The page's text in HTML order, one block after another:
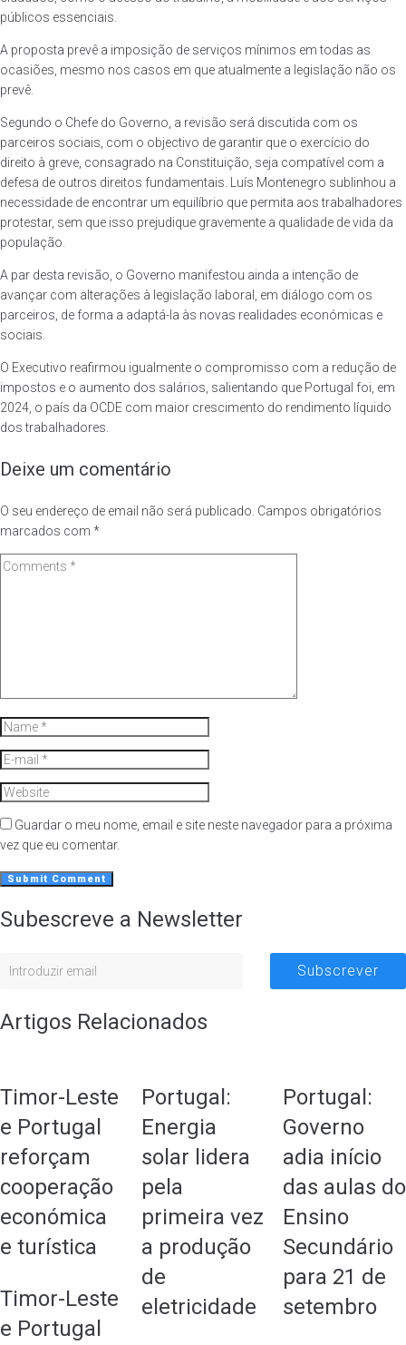
públicos essenciais.
A proposta prevê a imposição de serviços mínimos em todas as
ocasiões, mesmo nos casos em que atualmente a legislação não os
prevê.
Segundo o Chefe do Governo, a revisão será discutida com os
parceiros sociais, com o objectivo de garantir que o exercício do
direito à greve, consagrado na Constituição, seja compatível com a
defesa de outros direitos fundamentais. Luís Montenegro sublinhou a
necessidade de encontrar um equilíbrio que permita aos trabalhadores
protestar, sem que isso prejudique gravemente a qualidade de vida da
população.
A par desta revisão, o Governo manifestou ainda a intenção de
avançar com alterações à legislação laboral, em diálogo com os
parceiros, de forma a adaptá-la às novas realidades económicas e
sociais.
O Executivo reafirmou igualmente o compromisso com a redução de
impostos e o aumento dos salários, salientando que Portugal foi, em
2024, o país da OCDE com maior crescimento do rendimento líquido
dos trabalhadores.
Deixe um comentário
O seu endereço de email não será publicado. Campos obrigatórios
marcados com *
Guardar o meu nome, email e site neste navegador para a próxima
vez que eu comentar.
Subescreve a Newsletter
Subscrever
Artigos Relacionados
Timor-Leste
e Portugal
reforçam
cooperação
económica
e turística
Timor-Leste
e Portugal
Portugal:
Energia
solar lidera
pela
primeira vez
a produção
de
eletricidade
Portugal:
Governo
adia início
das aulas do
Ensino
Secundário
para 21 de
setembro